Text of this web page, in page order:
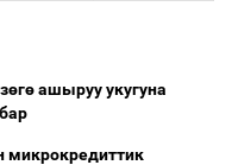
зөгөашыруу укугуна